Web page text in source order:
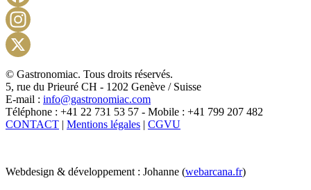
X
© Gastronomiac. Tous droits réservés.
5, rue du Prieuré CH - 1202 Genève / Suisse
E-mail : info@gastronomiac.com
Téléphone : +41 22 731 53 57 - Mobile : +41 799 207 482
CONTACT | Mentions légales | CGVU
Webdesign & développement : Johanne (webarcana.fr)